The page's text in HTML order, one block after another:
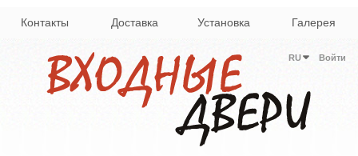
Контакты Доставка Установка Галерея
Войти
RU